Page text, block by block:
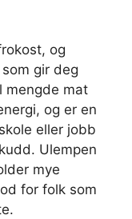
og
gir deg
mengde mat
og er en
eller jobb
Ulempen
mye
for folk som